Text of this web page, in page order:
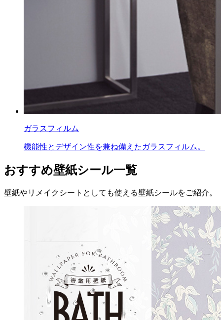
ガラスフィルム
機能性とデザイン性を兼ね備えたガラスフィルム。
おすすめ壁紙シール一覧
壁紙やリメイクシートとしても使える壁紙シールをご紹介。